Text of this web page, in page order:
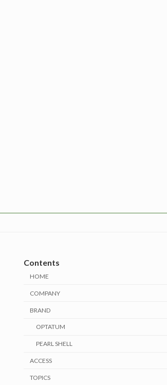
Contents
HOME
COMPANY
BRAND
OPTATUM
PEARL SHELL
ACCESS
TOPICS